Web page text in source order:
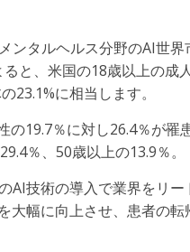
ンタルヘルス分野のAI世
と、米国の18歳以上の成
23.1%に相当します。
19.7％に対し26.4％が罹
％、50歳以上の13.9％。
AI技術の導入で業界をリ
大幅に向上させ、患者の